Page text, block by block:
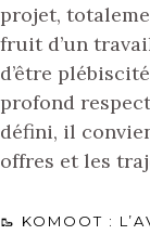
projet,
fruit d’un
d’être
profond
défini, il
offres et les
🥾 KOMOOT :